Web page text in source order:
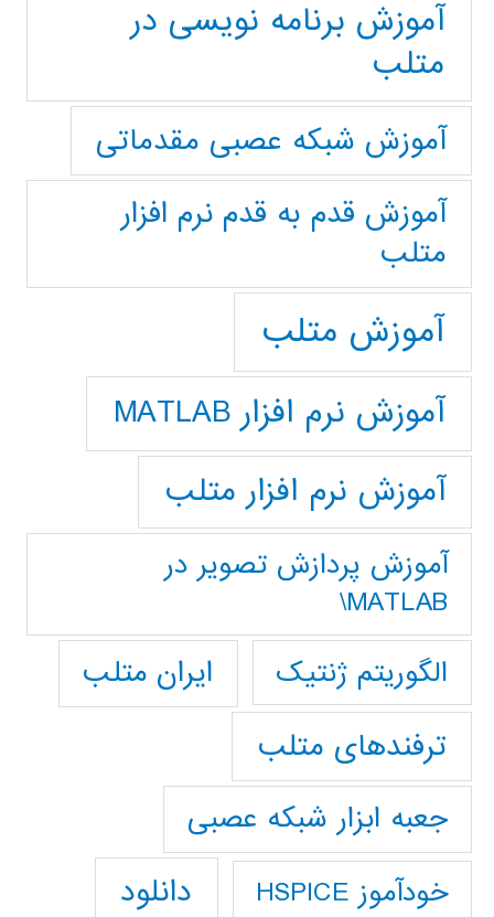
آموزش برنامه نویسی در
متلب
آموزش شبکه عصبی مقدماتی
آموزش قدم به قدم نرم افزار
متلب
آموزش متلب
آموزش نرم افزار MATLAB
آموزش نرم افزار متلب
آموزش پردازش تصوير در
MATLAB\
الگوریتم ژنتیک
ایران متلب
ترفندهای متلب
جعبه ابزار شبکه عصبی
خودآموز HSPICE دانلود